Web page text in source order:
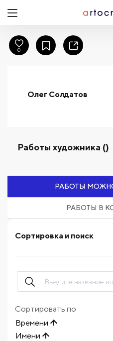
Олег Солдатов
Работы художника ()
РАБОТЫ
РАБОТЫ В
Сортировка и поиск
Сортировать по
Времени
Имени
0